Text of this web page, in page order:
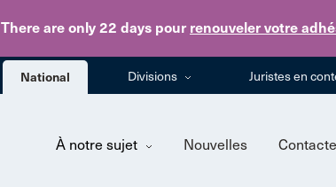
There are only 22 days pour renouveler votre
National Divisions Juristes en
À notre sujet Nouvelles